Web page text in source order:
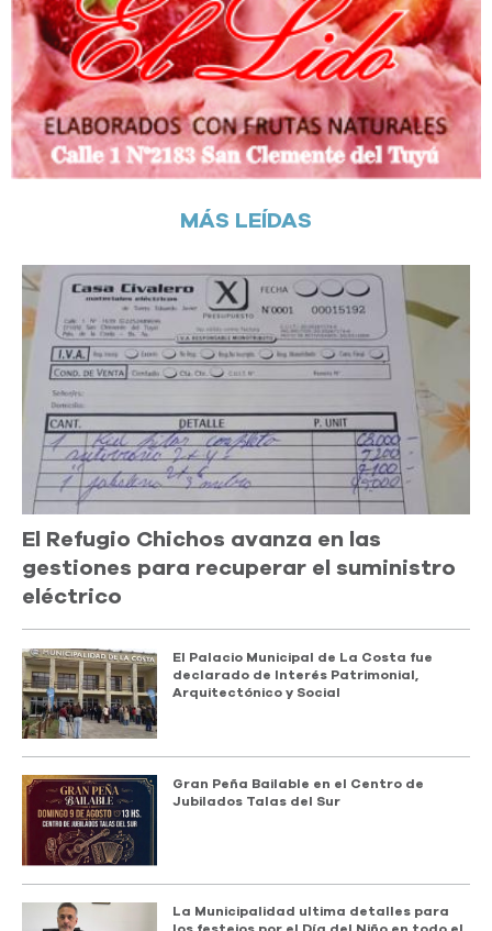
MÁS LEÍDAS
El Refugio Chichos avanza en las
gestiones para recuperar el suministro
eléctrico
El Palacio Municipal de La Costa fue
declarado de Interés Patrimonial,
Arquitectónico y Social
Gran Peña Bailable en el Centro de
Jubilados Talas del Sur
La Municipalidad ultima detalles para